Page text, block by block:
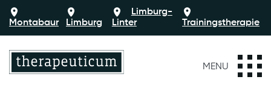
Montabaur Limburg
Limburg-
Linter
Trainingstherapie
MENU